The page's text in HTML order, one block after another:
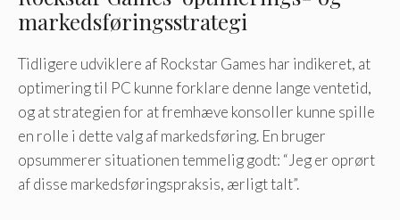
markedsføringsstrategi
Tidligere udviklere af Rockstar Games har indikeret, at
optimering til PC kunne forklare denne lange ventetid,
og at strategien for at fremhæve konsoller kunne spille
en rolle i dette valg af markedsføring. En bruger
opsummerer situationen temmelig godt: “Jeg er oprørt
af disse markedsføringspraksis, ærligt talt”.